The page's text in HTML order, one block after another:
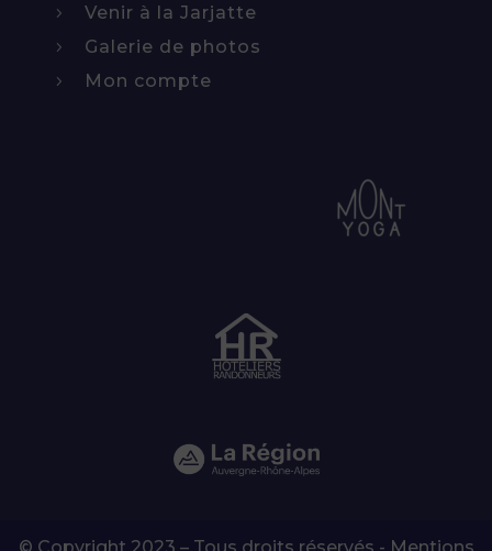
5 Venir à la Jarjatte
5 Galerie de photos
5 Mon compte